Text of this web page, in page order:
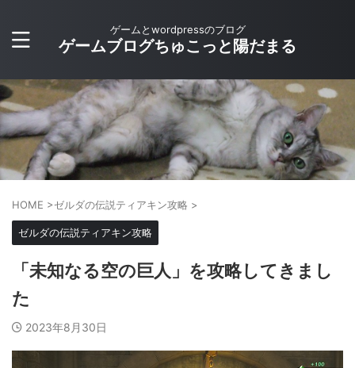
ゲームとwordpressのブログ
ゲームブログちゅこっと陽だまる
HOME >ゼルダの伝説ティアキン攻略 >
ゼルダの伝説ティアキン攻略
「未知なる空の巨人」を攻略してきまし
た
2023年8月30日